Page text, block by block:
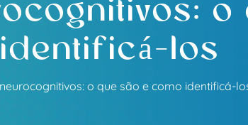
o
los
o que são e como identificá-